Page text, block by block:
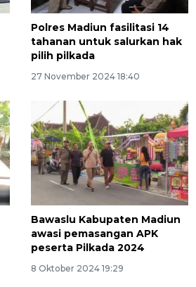
Polres Madiun fasilitasi 14
tahanan untuk salurkan hak
pilih pilkada
27 November 2024 18:40
Bawaslu Kabupaten Madiun
awasi pemasangan APK
peserta Pilkada 2024
8 Oktober 2024 19:29